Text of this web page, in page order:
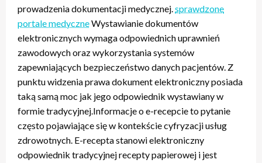
prowadzenia dokumentacji medycznej.sprawdzone
portale medyczneWystawianie dokumentów
elektronicznych wymaga odpowiednich uprawnień
zawodowych oraz wykorzystania systemów
zapewniających bezpieczeństwo danych pacjentów. Z
punktu widzenia prawa dokument elektroniczny posiada
taką samą moc jak jego odpowiednik wystawiany w
formie tradycyjnej.Informacje o e-recepcie to pytanie
często pojawiające się w kontekście cyfryzacji usług
zdrowotnych. E-recepta stanowi elektroniczny
odpowiednik tradycyjnej recepty papierowej i jest